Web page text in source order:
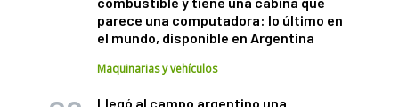
parece una computadora: lo último en
el mundo, disponible en Argentina
Maquinarias y vehículos
Llegó al campo argentino una